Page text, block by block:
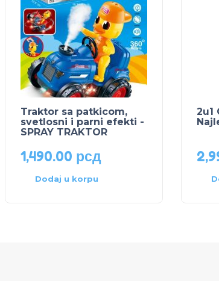
Traktor sa patkicom,
svetlosni i parni efekti -
SPRAY TRAKTOR
1,490.00 рсд
Dodaj u korpu
2u1